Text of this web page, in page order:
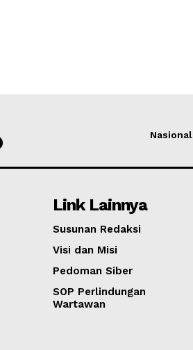
Nasional
Link Lainnya
Susunan Redaksi
Visi dan Misi
Pedoman Siber
SOP Perlindungan
Wartawan